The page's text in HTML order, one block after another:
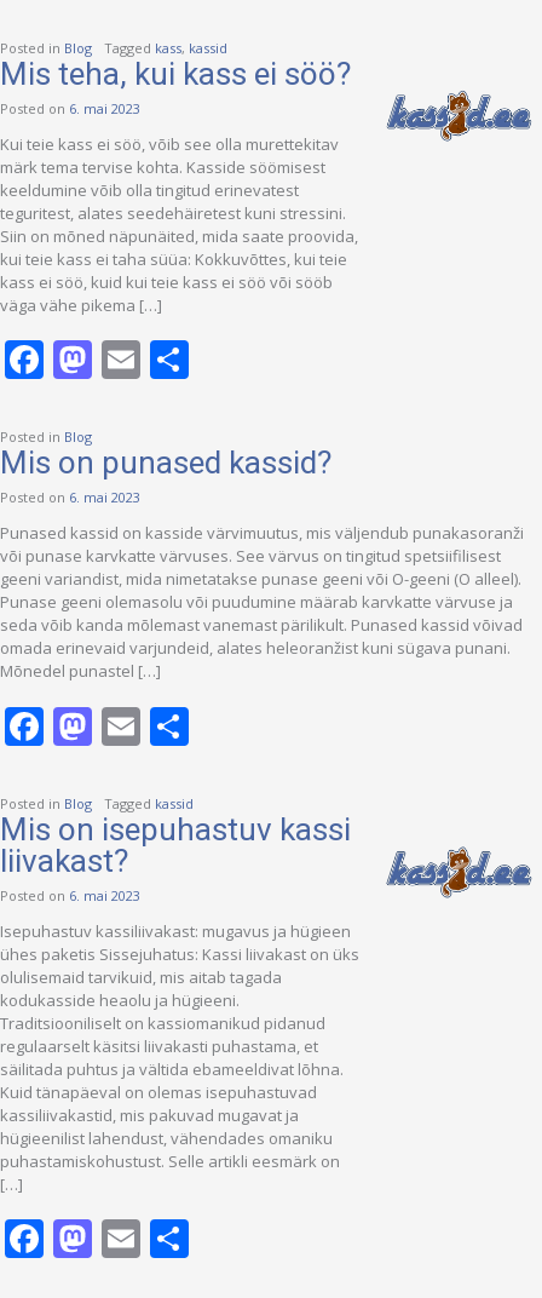
Posted in Blog Tagged kass, kassid
Mis teha, kui kass ei söö?
Posted on 6. mai 2023
Kui teie kass ei söö, võib see olla murettekitav
märk tema tervise kohta. Kasside söömisest
keeldumine võib olla tingitud erinevatest
teguritest, alates seedehäiretest kuni stressini.
Siin on mõned näpunäited, mida saate proovida,
kui teie kass ei taha süüa: Kokkuvõttes, kui teie
kass ei söö, kuid kui teie kass ei söö või sööb
väga vähe pikema […]
Facebook
Mastodon
Email
Posted in Blog
Mis on punased kassid?
Posted on 6. mai 2023
Punased kassid on kasside värvimuutus, mis väljendub punakasoranži
või punase karvkatte värvuses. See värvus on tingitud spetsiifilisest
geeni variandist, mida nimetatakse punase geeni või O-geeni (O alleel).
Punase geeni olemasolu või puudumine määrab karvkatte värvuse ja
seda võib kanda mõlemast vanemast pärilikult. Punased kassid võivad
omada erinevaid varjundeid, alates heleoranžist kuni sügava punani.
Mõnedel punastel […]
Facebook
Mastodon
Email
Posted in Blog Tagged kassid
Mis on isepuhastuv kassi
liivakast?
Posted on 6. mai 2023
Isepuhastuv kassiliivakast: mugavus ja hügieen
ühes paketis Sissejuhatus: Kassi liivakast on üks
olulisemaid tarvikuid, mis aitab tagada
kodukasside heaolu ja hügieeni.
Traditsiooniliselt on kassiomanikud pidanud
regulaarselt käsitsi liivakasti puhastama, et
säilitada puhtus ja vältida ebameeldivat lõhna.
Kuid tänapäeval on olemas isepuhastuvad
kassiliivakastid, mis pakuvad mugavat ja
hügieenilist lahendust, vähendades omaniku
puhastamiskohustust. Selle artikli eesmärk on
[…]
Facebook
Mastodon
Email